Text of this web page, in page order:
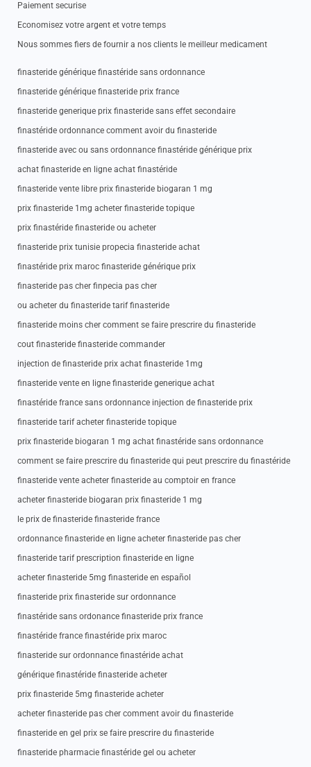
Paiement securise
Economisez votre argent et votre temps
Nous sommes fiers de fournir a nos clients le meilleur medicament
finasteride générique finastéride sans ordonnance
finasteride générique finasteride prix france
finasteride generique prix finasteride sans effet secondaire
finastéride ordonnance comment avoir du finasteride
finasteride avec ou sans ordonnance finastéride générique prix
achat finasteride en ligne achat finastéride
finasteride vente libre prix finasteride biogaran 1 mg
prix finasteride 1mg acheter finasteride topique
prix finastéride finasteride ou acheter
finasteride prix tunisie propecia finasteride achat
finastéride prix maroc finasteride générique prix
finasteride pas cher finpecia pas cher
ou acheter du finasteride tarif finasteride
finasteride moins cher comment se faire prescrire du finasteride
cout finasteride finasteride commander
injection de finasteride prix achat finasteride 1mg
finasteride vente en ligne finasteride generique achat
finastéride france sans ordonnance injection de finasteride prix
finasteride tarif acheter finasteride topique
prix finasteride biogaran 1 mg achat finastéride sans ordonnance
comment se faire prescrire du finasteride qui peut prescrire du finastéride
finasteride vente acheter finasteride au comptoir en france
acheter finasteride biogaran prix finasteride 1 mg
le prix de finasteride finasteride france
ordonnance finasteride en ligne acheter finasteride pas cher
finasteride tarif prescription finasteride en ligne
acheter finasteride 5mg finasteride en español
finasteride prix finasteride sur ordonnance
finastéride sans ordonance finasteride prix france
finastéride france finastéride prix maroc
finasteride sur ordonnance finastéride achat
générique finastéride finasteride acheter
prix finasteride 5mg finasteride acheter
acheter finasteride pas cher comment avoir du finasteride
finasteride en gel prix se faire prescrire du finasteride
finasteride pharmacie finastéride gel ou acheter